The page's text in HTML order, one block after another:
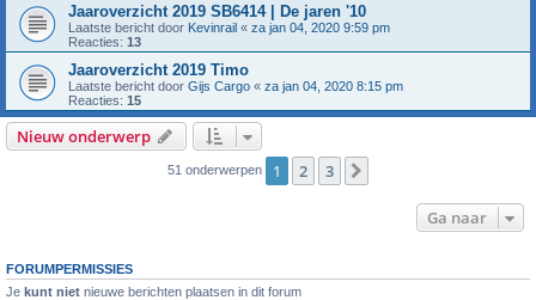
Jaaroverzicht 2019 SB6414 | De jaren '10
Laatste bericht door Kevinrail « za jan 04, 2020 9:59 pm
Reacties: 13
Jaaroverzicht 2019 Timo
Laatste bericht door Gijs Cargo « za jan 04, 2020 8:15 pm
Reacties: 15
Nieuw onderwerp
51 onderwerpen 1 2 3
Ga naar
FORUMPERMISSIES
Je kunt niet nieuwe berichten plaatsen in dit forum